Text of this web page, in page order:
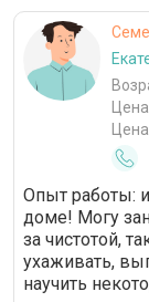
Опыт работы:
доме! Могу
за чистотой,
ухаживать,
научить